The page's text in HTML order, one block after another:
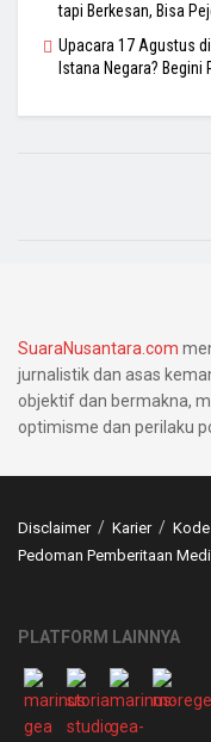
tapi Berkesan, Bisa
Upacara 17 Agustus
Istana Negara?
SuaraNusantara.com
jurnalistik dan asas
objektif dan bermakna,
optimisme dan perilaku
Disclaimer Karier
Pedoman Pemberitaan
PLATFORM LAINNYA